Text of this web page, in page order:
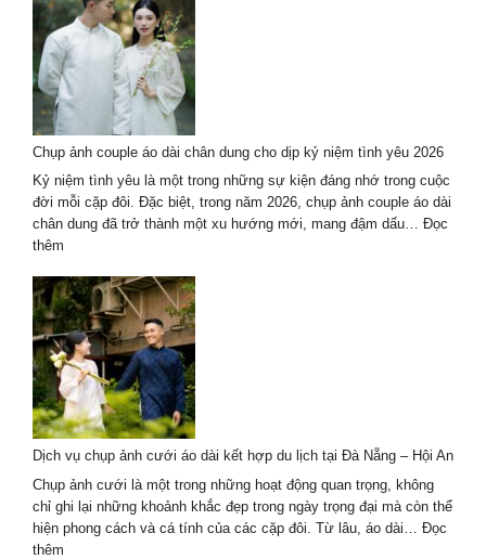
Chí
Minh
–
Trend
Chụp ảnh couple áo dài chân dung cho dịp kỷ niệm tình yêu 2026
Kỷ niệm tình yêu là một trong những sự kiện đáng nhớ trong cuộc
đời mỗi cặp đôi. Đặc biệt, trong năm 2026, chụp ảnh couple áo dài
chân dung đã trở thành một xu hướng mới, mang đậm dấu… Đọc
thêm
ảnh
couple
áo
dài
chân
dung
cho
dịp
kỷ
niệm
tình
yêu
Dịch vụ chụp ảnh cưới áo dài kết hợp du lịch tại Đà Nẵng – Hội An
Chụp ảnh cưới là một trong những hoạt động quan trọng, không
chỉ ghi lại những khoảnh khắc đẹp trong ngày trọng đại mà còn thể
hiện phong cách và cá tính của các cặp đôi. Từ lâu, áo dài… Đọc
thêm